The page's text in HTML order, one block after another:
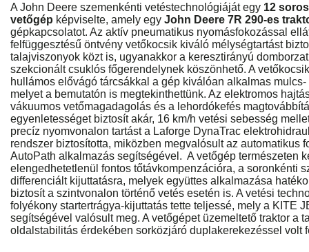
A John Deere szemenkénti vetéstechnológiáját egy 12
vetőgép képviselte, amely egy John Deere 7R 290-es
gépkapcsolatot. Az aktív pneumatikus nyomásfokozással
felfüggesztésű öntvény vetőkocsik kiváló mélységtartást
talajviszonyok közt is, ugyanakkor a keresztirányú
szekcionált csuklós főgerendelynek köszönhető. A
hullámos elővágó tárcsákkal a gép kiválóan alkalmas
melyet a bemutatón is megtekinthettünk. Az elektromos
vákuumos vetőmagadagolás és a lehordókefés
egyenletességet biztosít akár, 16 km/h vetési sebesség
precíz nyomvonalon tartást a Laforge DynaTrac
rendszer biztosította, miközben megvalósult az automatikus
AutoPath alkalmazás segítségével. A vetőgép természeten
elengedhetetlenül fontos tőtávkompenzációra, a soronkénti
differenciált kijuttatásra, melyek együttes alkalmazása
biztosít a szintvonalon történő vetés esetén is. A vetési
folyékony startertrágya-kijuttatás tette teljessé, mely a KITE
segítségével valósult meg. A vetőgépet üzemeltető traktor a
oldalstabilitás érdekében sorközjáró duplakerekezéssel volt